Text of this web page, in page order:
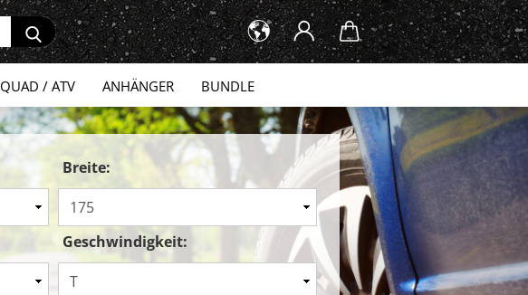
QUAD / ATV ANHÄNGER BUNDLE
Breite:
Geschwindigkeit: